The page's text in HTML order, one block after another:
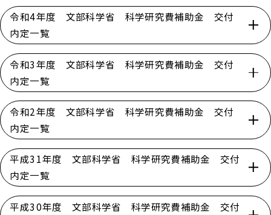
令和4年度 文部科学省 科学研究費補助金 交付
内定一覧
令和3年度 文部科学省 科学研究費補助金 交付
内定一覧
令和2年度 文部科学省 科学研究費補助金 交付
内定一覧
平成31年度 文部科学省 科学研究費補助金 交付
内定一覧
平成30年度 文部科学省 科学研究費補助金 交付